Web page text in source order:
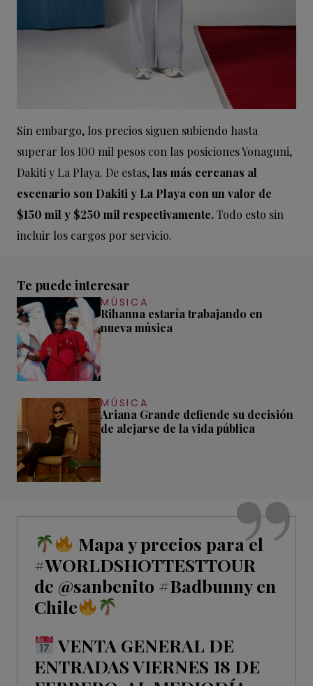
Sin embargo, los precios siguen subiendo hasta
superar los 100 mil pesos con las posiciones Yonaguni,
Dakiti y La Playa. De estas,las más cercanas al
escenario son Dakiti y La Playa con un valor de
$150 mil y $250 mil respectivamente.Todo esto sin
incluir los cargos por servicio.
Te puede interesar
MÚSICA
Rihanna estaría trabajando en
nueva música
MÚSICA
Ariana Grande defiende su decisión
de alejarse de la vida pública
Mapa y precios para el
#WORLDSHOTTESTTOUR
de @sanbenito #Badbunnyen
Chile
VENTA GENERAL DE
ENTRADAS VIERNES 18 DE